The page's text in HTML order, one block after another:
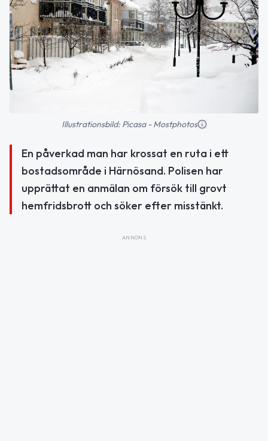
Illustrationsbild: Picasa - Mostphotos
En påverkad man har krossat en ruta i ett
bostadsområde i Härnösand. Polisen har
upprättat en anmälan om försök till grovt
hemfridsbrott och söker efter misstänkt.
ANNONS